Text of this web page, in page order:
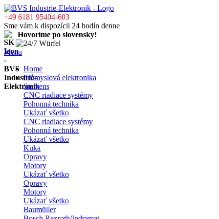
+49 6181 95404-603
Sme vám k dispozícii 24 hodín denne
Hovoríme po slovensky!
Menu
Home
Průmyslová elektronika
Siemens
CNC riadiace systémy
Pohonná technika
Ukázať všetko
CNC riadiace systémy
Pohonná technika
Ukázať všetko
Kuka
Opravy
Motory
Ukázať všetko
Opravy
Motory
Ukázať všetko
Baumüller